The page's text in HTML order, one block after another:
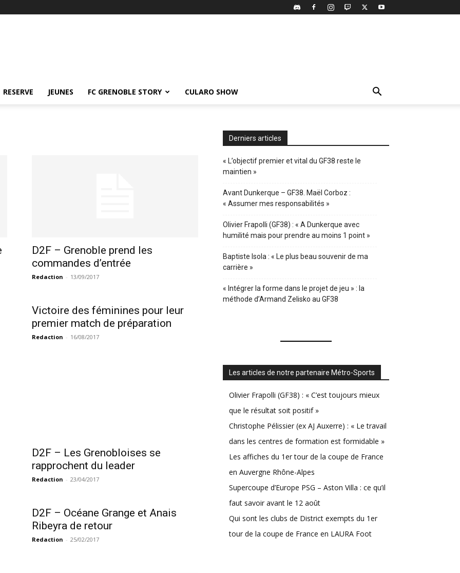
RESERVE JEUNES FC GRENOBLE STORY CULARO SHOW
D2F – Grenoble prend les
commandes d’entrée
Redaction - 13/09/2017
Victoire des féminines pour leur
premier match de préparation
Redaction - 16/08/2017
D2F – Les Grenobloises se
rapprochent du leader
Redaction - 23/04/2017
D2F – Océane Grange et Anais
Ribeyra de retour
Redaction - 25/02/2017
Derniers articles
« L’objectif premier et vital du GF38 reste le
maintien »
Avant Dunkerque – GF38. Maël Corboz :
« Assumer mes responsabilités »
Olivier Frapolli (GF38) : « A Dunkerque avec
humilité mais pour prendre au moins 1 point »
Baptiste Isola : « Le plus beau souvenir de ma
carrière »
« Intégrer la forme dans le projet de jeu » : la
méthode d’Armand Zelisko au GF38
Les articles de notre partenaire Métro-Sports
Olivier Frapolli (GF38) : « C’est toujours mieux
que le résultat soit positif »
Christophe Pélissier (ex AJ Auxerre) : « Le travail
dans les centres de formation est formidable »
Les affiches du 1er tour de la coupe de France
en Auvergne Rhône-Alpes
Supercoupe d’Europe PSG – Aston Villa : ce qu’il
faut savoir avant le 12 août
Qui sont les clubs de District exempts du 1er
tour de la coupe de France en LAURA Foot